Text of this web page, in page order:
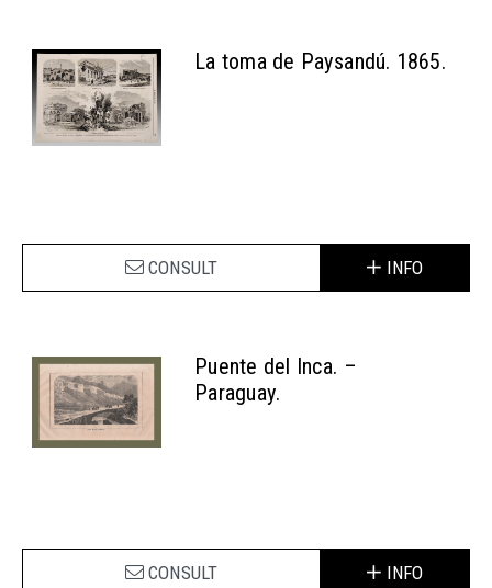
La toma de Paysandú. 1865.
CONSULT INFO
Puente del Inca. –
Paraguay.
CONSULT INFO